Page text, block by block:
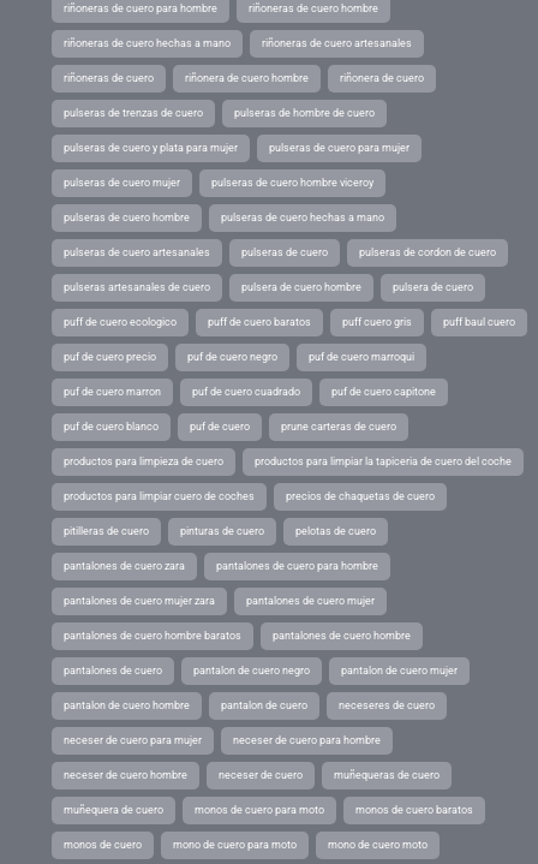
riñoneras de cuero para hombre riñoneras de cuero hombre
riñoneras de cuero hechas a mano riñoneras de cuero artesanales
riñoneras de cuero riñonera de cuero hombre riñonera de cuero
pulseras de trenzas de cuero pulseras de hombre de cuero
pulseras de cuero y plata para mujer pulseras de cuero para mujer
pulseras de cuero mujer pulseras de cuero hombre viceroy
pulseras de cuero hombre pulseras de cuero hechas a mano
pulseras de cuero artesanales pulseras de cuero pulseras de cordon de cuero
pulseras artesanales de cuero pulsera de cuero hombre pulsera de cuero
puff de cuero ecologico puff de cuero baratos puff cuero gris puff baul cuero
puf de cuero precio puf de cuero negro puf de cuero marroqui
puf de cuero marron puf de cuero cuadrado puf de cuero capitone
puf de cuero blanco puf de cuero prune carteras de cuero
productos para limpieza de cuero productos para limpiar la tapiceria de cuero del coche
productos para limpiar cuero de coches precios de chaquetas de cuero
pitilleras de cuero pinturas de cuero pelotas de cuero
pantalones de cuero zara pantalones de cuero para hombre
pantalones de cuero mujer zara pantalones de cuero mujer
pantalones de cuero hombre baratos pantalones de cuero hombre
pantalones de cuero pantalon de cuero negro pantalon de cuero mujer
pantalon de cuero hombre pantalon de cuero neceseres de cuero
neceser de cuero para mujer neceser de cuero para hombre
neceser de cuero hombre neceser de cuero muñequeras de cuero
muñequera de cuero monos de cuero para moto monos de cuero baratos
monos de cuero mono de cuero para moto mono de cuero moto